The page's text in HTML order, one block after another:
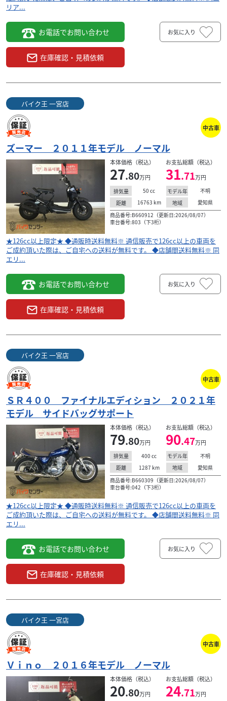
リア...
お電話でお問い合わせ
在庫確認・見積依頼
お気に入り
バイク王 一宮店
中古車
ズーマー ２０１１年モデル ノーマル
本体価格（税込）
27.80万円
お支払総額（税込）
31.71万円
排気量 50 cc モデル年
不明
距離
16763 km 地域
愛知県
商品番号:B660912（更新日:2026/08/07）
車台番号:803（下3桁）
★126cc以上限定★ ◆通販時送料無料※ 通信販売で126cc以上の車両を
ご成約頂いた際は、ご自宅への送料が無料です。 ◆店舗間送料無料※ 同
エリ...
お電話でお問い合わせ
在庫確認・見積依頼
お気に入り
バイク王 一宮店
中古車
ＳＲ４００ ファイナルエディション ２０２１年
モデル サイドバッグサポート
本体価格（税込）
79.80万円
お支払総額（税込）
90.47万円
排気量 400 cc モデル年
不明
距離
1287 km 地域
愛知県
商品番号:B660309（更新日:2026/08/07）
車台番号:042（下3桁）
★126cc以上限定★ ◆通販時送料無料※ 通信販売で126cc以上の車両を
ご成約頂いた際は、ご自宅への送料が無料です。 ◆店舗間送料無料※ 同
エリ...
お電話でお問い合わせ
在庫確認・見積依頼
お気に入り
バイク王 一宮店
中古車
Ｖｉｎｏ ２０１６年モデル ノーマル
本体価格（税込）
20.80万円
お支払総額（税込）
24.71万円